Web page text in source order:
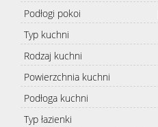
Podłogi pokoi
Typ kuchni
Rodzaj kuchni
Powierzchnia kuchni
Podłoga kuchni
Typ łazienki